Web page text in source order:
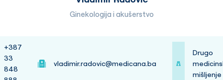
Ginekologija i akušerstvo
+387
33
848
vladimir.radovic@medicana.ba
Drugo
mišljenje